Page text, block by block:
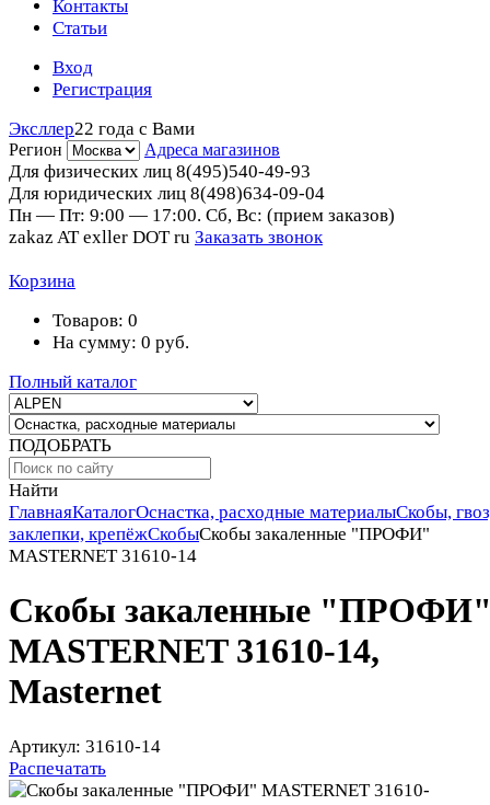
Контакты
Статьи
Вход
Регистрация
Эксллер22 года с Вами
Регион Адреса магазинов
Для физических лиц 8(495)540-49-93
Для юридических лиц 8(498)634-09-04
Пн — Пт: 9:00 — 17:00. Сб, Вс: (прием заказов)
zakaz AT exller DOT ru Заказать звонок
Корзина
Товаров: 0
На сумму: 0 руб.
Полный каталог
ПОДОБРАТЬ
Найти
ГлавнаяКаталогОснастка, расходные материалыСкобы,
заклепки, крепёжСкобыСкобы закаленные "ПРОФИ"
MASTERNET 31610-14
Скобы закаленные
MASTERNET 31610-14,
Masternet
Артикул: 31610-14
Распечатать